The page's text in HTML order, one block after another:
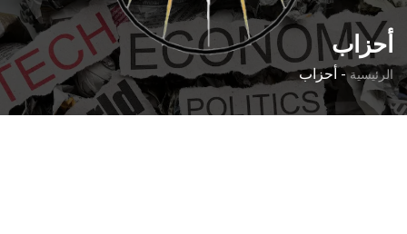
أحزاب
الرئيسية-أحزاب